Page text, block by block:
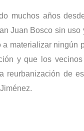
muchos años
Juan Bosco sin uso
a materializar ningún
y que los
reurbanización de